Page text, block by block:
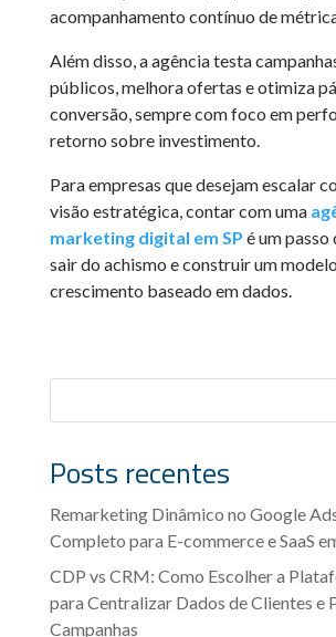
acompanhamento contínuo de
Além disso, a agência testa
públicos, melhora ofertas e otimiza
conversão, sempre com foco em
retorno sobre investimento.
Para empresas que desejam escalar
visão estratégica, contar com uma
marketing digital em SP é um
sair do achismo e construir um
crescimento baseado em dados.
Posts recentes
Remarketing Dinâmico no Google
Completo para E-commerce e SaaS
CDP vs CRM: Como Escolher a
para Centralizar Dados de Clientes e
Campanhas